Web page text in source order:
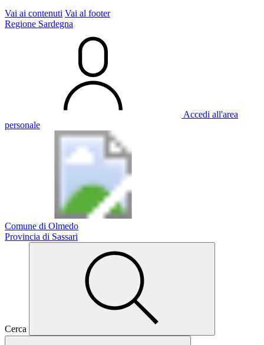
Vai ai contenuti Vai al footer
Regione Sardegna
Accedi all'area
personale
Comune di Olmedo
Provincia di Sassari
Cerca